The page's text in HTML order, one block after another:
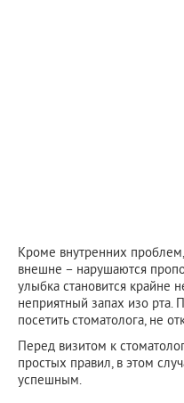
Кроме внутренних
внешне – нарушаются
улыбка становится крайне
неприятный запах изо рта.
посетить стоматолога, не
Перед визитом к
простых правил, в этом
успешным.